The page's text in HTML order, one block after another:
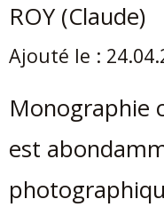
ROY (Claude)
Ajouté le :
Monographie
est